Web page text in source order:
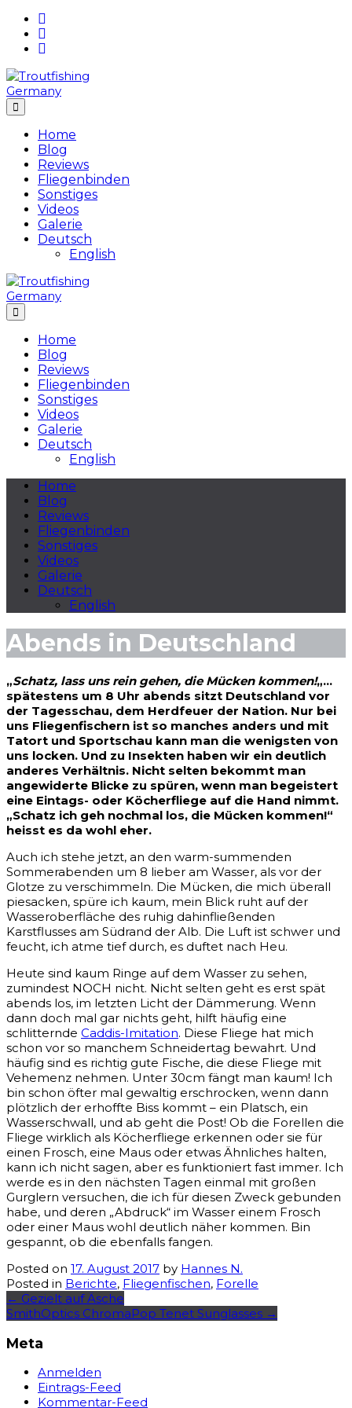
Skip
content
Home
Blog
Reviews
Fliegenbinden
Sonstiges
Videos
Galerie
Deutsch
English
Home
Blog
Reviews
Fliegenbinden
Sonstiges
Videos
Galerie
Deutsch
English
Home
Blog
Reviews
Fliegenbinden
Sonstiges
Videos
Galerie
Deutsch
English
Abends in Deutschland
„Schatz, lass uns rein gehen, die Mücken kommen!„…
spätestens um 8 Uhr abends sitzt Deutschland vor
der Tagesschau, dem Herdfeuer der Nation. Nur bei
uns Fliegenfischern ist so manches anders und mit
Tatort und Sportschau kann man die wenigsten von
uns locken. Und zu Insekten haben wir ein deutlich
anderes Verhältnis. Nicht selten bekommt man
angewiderte Blicke zu spüren, wenn man begeistert
eine Eintags- oder Köcherfliege auf die Hand nimmt.
„Schatz ich geh nochmal los, die Mücken kommen!“
heisst es da wohl eher.
Auch ich stehe jetzt, an den warm-summenden
Sommerabenden um 8 lieber am Wasser, als vor der
Glotze zu verschimmeln. Die Mücken, die mich überall
piesacken, spüre ich kaum, mein Blick ruht auf der
Wasseroberfläche des ruhig dahinfließenden
Karstflusses am Südrand der Alb. Die Luft ist schwer und
feucht, ich atme tief durch, es duftet nach Heu.
Heute sind kaum Ringe auf dem Wasser zu sehen,
zumindest NOCH nicht. Nicht selten geht es erst spät
abends los, im letzten Licht der Dämmerung. Wenn
dann doch mal gar nichts geht, hilft häufig eine
schlitternde Caddis-Imitation. Diese Fliege hat mich
schon vor so manchem Schneidertag bewahrt. Und
häufig sind es richtig gute Fische, die diese Fliege mit
Vehemenz nehmen. Unter 30cm fängt man kaum! Ich
bin schon öfter mal gewaltig erschrocken, wenn dann
plötzlich der erhoffte Biss kommt – ein Platsch, ein
Wasserschwall, und ab geht die Post! Ob die Forellen die
Fliege wirklich als Köcherfliege erkennen oder sie für
einen Frosch, eine Maus oder etwas Ähnliches halten,
kann ich nicht sagen, aber es funktioniert fast immer. Ich
werde es in den nächsten Tagen einmal mit großen
Gurglern versuchen, die ich für diesen Zweck gebunden
habe, und deren „Abdruck“ im Wasser einem Frosch
oder einer Maus wohl deutlich näher kommen. Bin
gespannt, ob die ebenfalls fangen.
Posted on 17. August 2017 by Hannes N.
Posted in Berichte, Fliegenfischen, Forelle
Post
navigation
← Gezielt auf Äsche
SmithOptics ChromaPop Tenet Sunglasses →
Meta
Anmelden
Eintrags-Feed
Kommentar-Feed